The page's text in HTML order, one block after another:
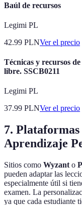
Baúl de recursos
Legimi PL
42.99 PLNVer el precio
Técnicas y recursos
libre. SSCB0211
Legimi PL
37.99 PLNVer el precio
7.
Aprendizaje
Sitios como Wyzant o
pueden adaptar las
especialmente útil si
examen. La
ya que cada estudiante